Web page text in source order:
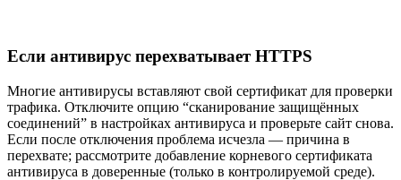
Если антивирус перехватывает HTTPS
Многие антивирусы вставляют свой сертификат для проверки
трафика. Отключите опцию “сканирование защищённых
соединений” в настройках антивируса и проверьте сайт снова.
Если после отключения проблема исчезла — причина в
перехвате; рассмотрите добавление корневого сертификата
антивируса в доверенные (только в контролируемой среде).